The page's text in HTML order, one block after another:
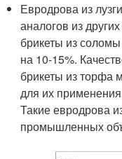
Евродрова из
аналогов из
брикеты из
на 10-15%.
брикеты из торфа
для их
Такие евродрова
промышленных